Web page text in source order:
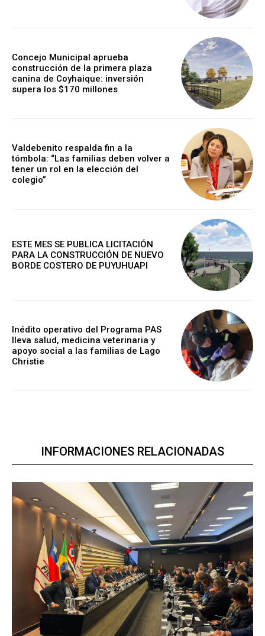
Concejo Municipal aprueba
construcción de la primera plaza
canina de Coyhaique: inversión
supera los $170 millones
Valdebenito respalda fin a la
tómbola: “Las familias deben volver a
tener un rol en la elección del
colegio”
ESTE MES SE PUBLICA LICITACIÓN
PARA LA CONSTRUCCIÓN DE NUEVO
BORDE COSTERO DE PUYUHUAPI
Inédito operativo del Programa PAS
lleva salud, medicina veterinaria y
apoyo social a las familias de Lago
Christie
INFORMACIONES RELACIONADAS